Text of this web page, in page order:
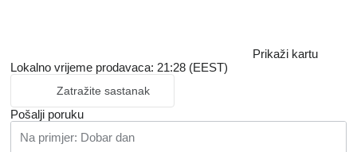
Prikaži kartu
Lokalno vrijeme prodavaca: 21:28 (EEST)
Zatražite sastanak
Pošalji poruku